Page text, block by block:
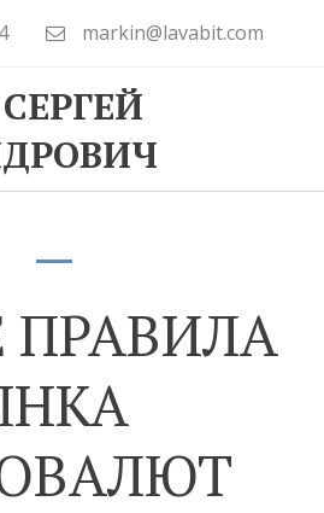
markin@lavabit.com